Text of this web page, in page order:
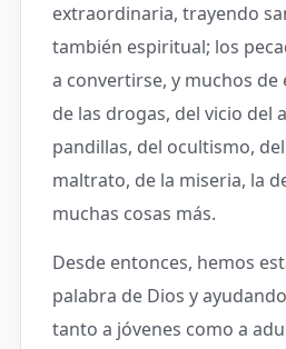
extraordinaria, trayendo
también espiritual; los
a convertirse, y muchos
de las drogas, del vicio del
pandillas, del ocultismo,
maltrato, de la miseria, la
muchas cosas más.
Desde entonces, hemos
palabra de Dios y
tanto a jóvenes como a